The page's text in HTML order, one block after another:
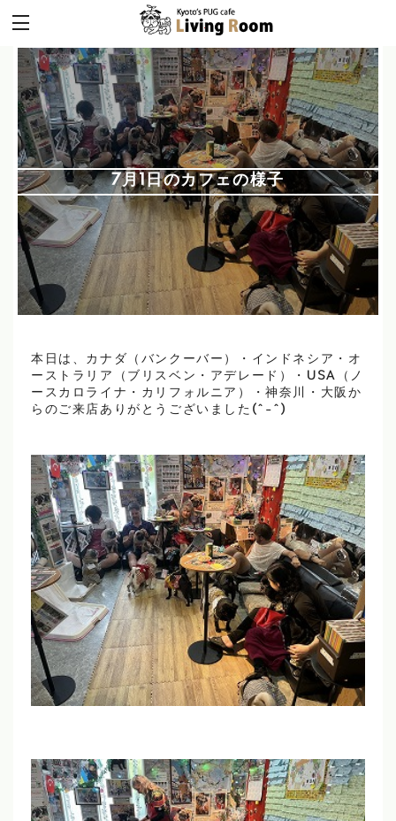
7月1日のカフェの様子
本日は、カナダ（バンクーバー）・インドネシア・オ
ーストラリア（ブリスベン・アデレード）・USA（ノ
ースカロライナ・カリフォルニア）・神奈川・大阪か
らのご来店ありがとうございました(^-^)